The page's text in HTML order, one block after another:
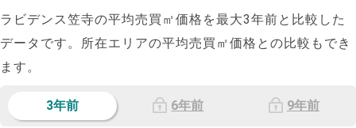
ラビデンス笠寺の平均売買㎡価格を最大3年前と比較した
データです。所在エリアの平均売買㎡価格との比較もでき
ます。
3年前 6年前 9年前